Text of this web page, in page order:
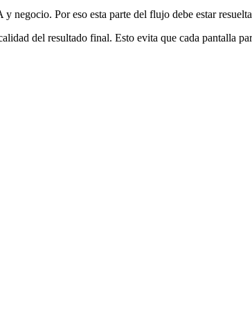
negocio. Por eso esta parte del flujo debe estar
del resultado final. Esto evita que cada pantalla